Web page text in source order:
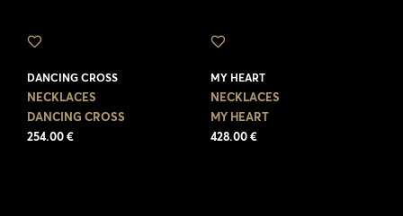
DANCING CROSS
NECKLACES
DANCING CROSS
254.00 €
MY HEART
NECKLACES
MY HEART
428.00 €